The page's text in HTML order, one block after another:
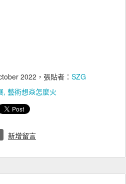
2022 ，張貼者： SZG
藝術想焱怎麼火
新增留言